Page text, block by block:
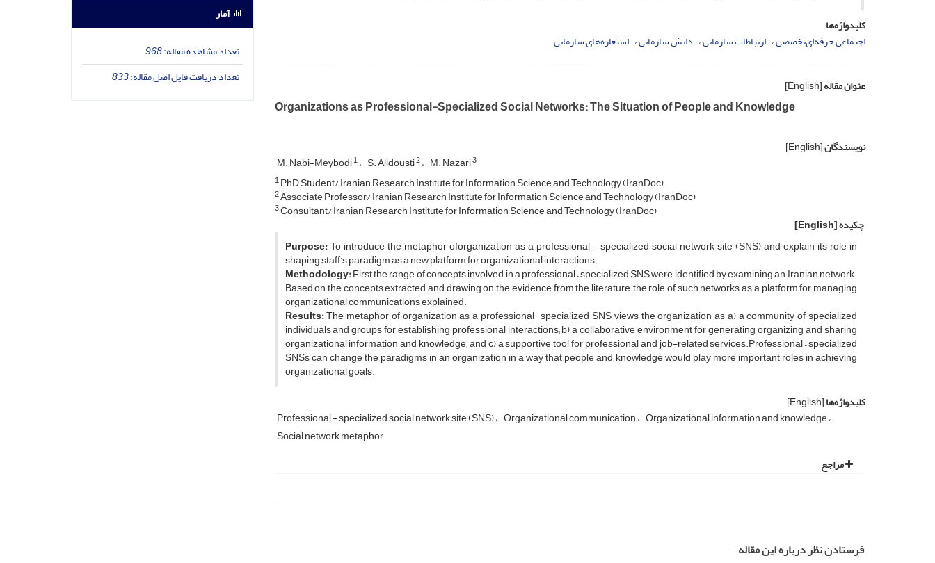
کلیدواژه‌ها
اجتماعی حرفه‌ای‌تخصصی ارتباطات سازمانی دانش سازمانی استعاره‌های سازمانی
عنوان مقاله[English]
Organizations as Professional-Specialized Social Networks: The Situation of People and Knowledge
نویسندگان[English]
M. Nabi-Meybodi1 S. Alidousti2 M. Nazari3
1PhD Student/ Iranian Research Institute for Information Science and Technology (IranDoc)
2Associate Professor/ Iranian Research Institute for Information Science and Technology (IranDoc)
3Consultant/ Iranian Research Institute for Information Science and Technology (IranDoc)
چکیده[English]
Purpose:To introduce the metaphor oforganization as a professional - specialized social network site (SNS) and explain its role in
shaping staff’s paradigm as a new platform for organizational interactions.
Methodology:First the range of concepts involved in a professional – specialized SNS were identified by examining an Iranian network.
Based on the concepts extracted and drawing on the evidence from the literature, the role of such networks as a platform for managing
organizational communications explained.
Results:The metaphor of organization as a professional – specialized SNS views the organization as a) a community of specialized
individuals and groups for establishing professional interactions; b) a collaborative environment for generating, organizing and sharing
organizational information and knowledge; and c) a supportive tool for professional and job-related services.Professional – specialized
SNSs can change the paradigms in an organization in a way that people and knowledge would play more important roles in achieving
organizational goals.
کلیدواژه‌ها[English]
Professional - specialized social network site (SNS) Organizational communication Organizational information and knowledge
Social network metaphor
مراجع
فرستادن نظر درباره این مقاله
آمار
تعداد مشاهده مقاله:968
تعداد دریافت فایل اصل مقاله:833